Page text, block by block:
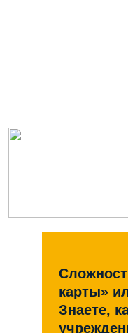
карты»
Знаете,